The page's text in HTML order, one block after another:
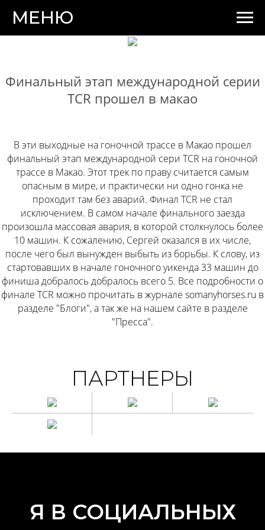
МЕНЮ
Финальный этап международной серии
TCR прошел в макао
В эти выходные на гоночной трассе в Макао прошел
финальный этап международной сери TCR на гоночной
трассе в Макао. Этот трек по праву считается самым
опасным в мире, и практически ни одно гонка не
проходит там без аварий. Финал TCR не стал
исключением. В самом начале финального заезда
произошла массовая авария, в которой столкнулось более
10 машин. К сожалению, Сергей оказался в их числе,
после чего был вынужден выбыть из борьбы. К слову, из
стартовавших в начале гоночного уикенда 33 машин до
финиша добралось добралось всего 5. Все подробности о
финале TCR можно прочитать в журнале somanyhorses.ru в
разделе "Блоги", а так же на нашем сайте в разделе
"Пресса".
ПАРТНЕРЫ
Я В СОЦИАЛЬНЫХ